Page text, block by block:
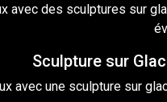
avec des sculptures sur
Sculpture sur
avec une sculpture sur